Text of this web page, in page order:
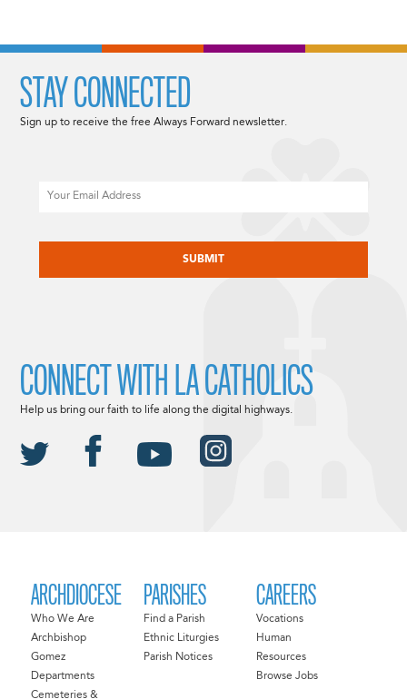
ARCHDIOCESE
Who We Are
Archbishop
Gomez
Departments
Cemeteries &
PARISHES
Find a Parish
Ethnic Liturgies
Parish Notices
CAREERS
Vocations
Human
Resources
Browse Jobs
STAY CONNECTED
Sign up to receive the free Always Forward newsletter.
CONNECT WITH LA CATHOLICS
Help us bring our faith to life along the digital highways.